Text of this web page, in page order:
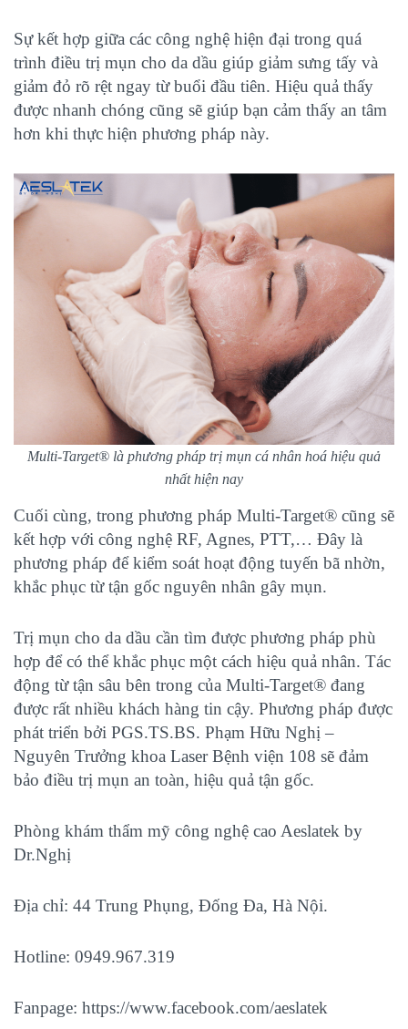
Sự kết hợp giữa các công nghệ hiện đại trong quá
trình điều trị mụn cho da dầu giúp giảm sưng tấy và
giảm đỏ rõ rệt ngay từ buổi đầu tiên. Hiệu quả thấy
được nhanh chóng cũng sẽ giúp bạn cảm thấy an tâm
hơn khi thực hiện phương pháp này.
Multi-Target® là phương pháp trị mụn cá nhân hoá hiệu quả
nhất hiện nay
Cuối cùng, trong phương pháp Multi-Target® cũng sẽ
kết hợp với công nghệ RF, Agnes, PTT,… Đây là
phương pháp để kiểm soát hoạt động tuyến bã nhờn,
khắc phục từ tận gốc nguyên nhân gây mụn.
Trị mụn cho da dầu cần tìm được phương pháp phù
hợp để có thể khắc phục một cách hiệu quả nhân. Tác
động từ tận sâu bên trong của Multi-Target® đang
được rất nhiều khách hàng tin cậy. Phương pháp được
phát triển bởi PGS.TS.BS. Phạm Hữu Nghị –
Nguyên Trưởng khoa Laser Bệnh viện 108 sẽ đảm
bảo điều trị mụn an toàn, hiệu quả tận gốc.
Phòng khám thẩm mỹ công nghệ cao Aeslatek by
Dr.Nghị
Địa chỉ: 44 Trung Phụng, Đống Đa, Hà Nội.
Hotline: 0949.967.319
Fanpage: https://www.facebook.com/aeslatek